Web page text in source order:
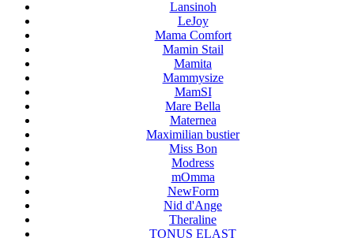
Lansinoh
LeJoy
Mama Comfort
Mamin Stail
Mamita
Mammysize
MamSI
Mare Bella
Maternea
Maximilian bustier
Miss Bon
Modress
mOmma
NewForm
Nid d'Ange
Theraline
TONUS ELAST